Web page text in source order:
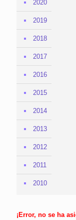
2020
2019
2018
2017
2016
2015
2014
2013
2012
2011
2010
¡Error, no se ha